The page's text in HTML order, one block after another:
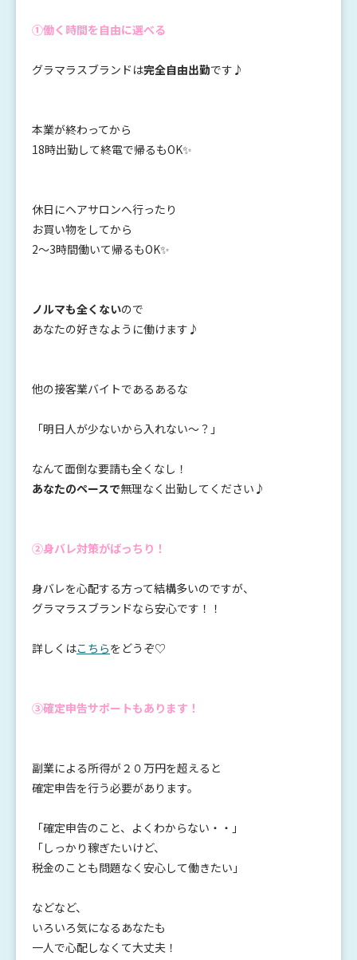
①働く時間を自由に選べる
グラマラスブランドは完全自由出勤です♪
本業が終わってから
18時出勤して終電で帰るもOK✨
休日にヘアサロンへ行ったり
お買い物をしてから
2〜3時間働いて帰るもOK✨
ノルマも全くないので
あなたの好きなように働けます♪
他の接客業バイトであるあるな
「明日人が少ないから入れない〜？」
なんて面倒な要請も全くなし！
あなたのペースで無理なく出勤してください♪
②身バレ対策がばっちり！
身バレを心配する方って結構多いのですが、
グラマラスブランドなら安心です！！
詳しくはこちらをどうぞ♡
③確定申告サポートもあります！
副業による所得が２０万円を超えると
確定申告を行う必要があります。
「確定申告のこと、よくわからない・・」
「しっかり稼ぎたいけど、
税金のことも問題なく安心して働きたい」
などなど、
いろいろ気になるあなたも
一人で心配しなくて大丈夫！